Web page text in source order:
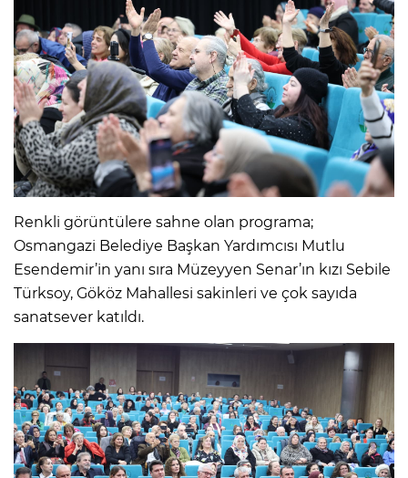
Renkli görüntülere sahne olan programa;
Osmangazi Belediye Başkan Yardımcısı Mutlu
Esendemir’in yanı sıra Müzeyyen Senar’ın kızı Sebile
Türksoy, Gököz Mahallesi sakinleri ve çok sayıda
sanatsever katıldı.